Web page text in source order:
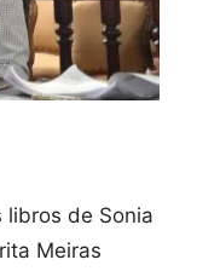
libros de Sonia
Meiras